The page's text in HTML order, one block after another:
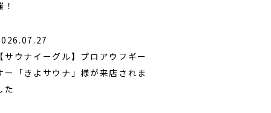
！
サウナイーグル】プロアウフギー
ー「きよサウナ」様が来店されま
た